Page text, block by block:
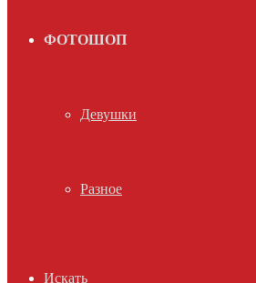
ФОТОШОП
Девушки
Разное
Искать